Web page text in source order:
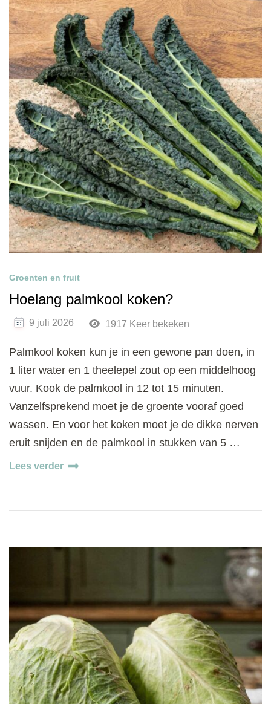
Groenten en fruit
Hoelang palmkool koken?
9 juli 2026 1917 Keer bekeken
Palmkool koken kun je in een gewone pan doen, in
1 liter water en 1 theelepel zout op een middelhoog
vuur. Kook de palmkool in 12 tot 15 minuten.
Vanzelfsprekend moet je de groente vooraf goed
wassen. En voor het koken moet je de dikke nerven
eruit snijden en de palmkool in stukken van 5 …
Lees verder